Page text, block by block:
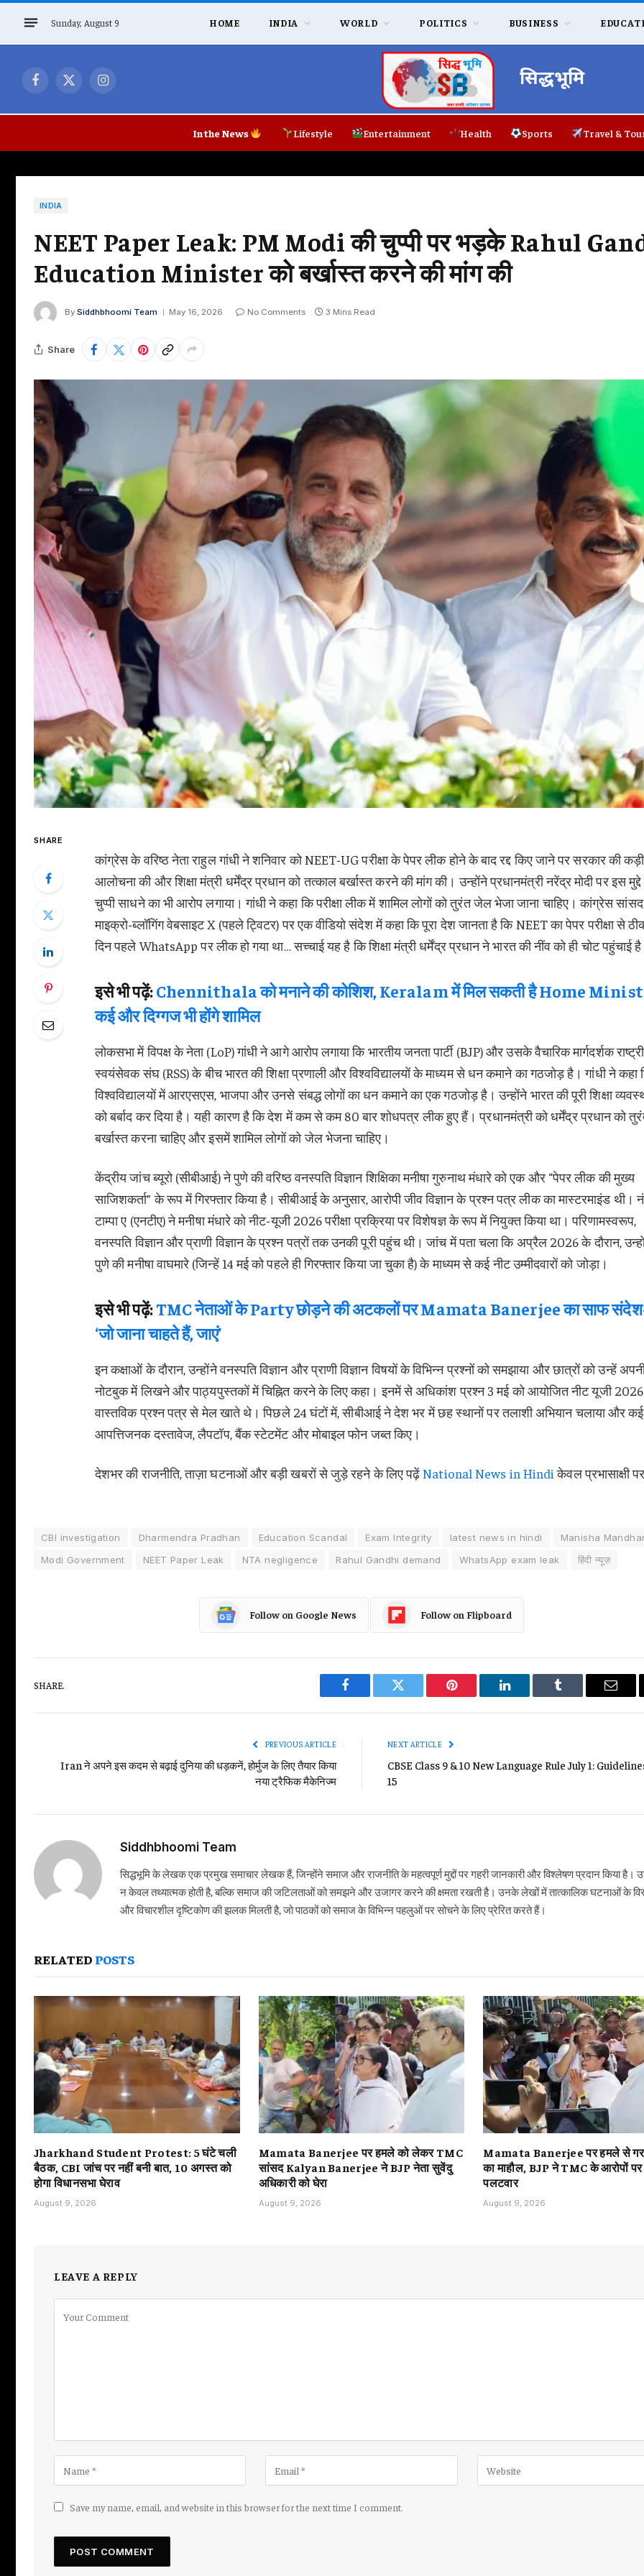
Sunday, August 9 HOME INDIA WORLD POLITICS BUSINESS
Facebook
X
Instagram सिद्धभूमि
In the News Lifestyle Entertainment Health Sports Travel &
INDIA
NEET Paper Leak: PM Modi की चुप्पी पर भड़के Rahul
Education Minister को बर्खास्त करने की मांग की
By Siddhbhoomi Team May 16, 2026 No Comments 3 Mins Read
Share
SHARE
कांग्रेस के वरिष्ठ नेता राहुल गांधी ने शनिवार को NEET-UG परीक्षा के पेपर लीक होने के बाद रद्द किए जाने पर सरकार की कड़ी
आलोचना की और शिक्षा मंत्री धर्मेंद्र प्रधान को तत्काल बर्खास्त करने की मांग की। उन्होंने प्रधानमंत्री नरेंद्र मोदी पर इस
चुप्पी साधने का भी आरोप लगाया। गांधी ने कहा कि परीक्षा लीक में शामिल लोगों को तुरंत जेल भेजा जाना चाहिए। कांग्रेस
माइक्रो-ब्लॉगिंग वेबसाइट X (पहले ट्विटर) पर एक वीडियो संदेश में कहा कि पूरा देश जानता है कि NEET का पेपर परीक्षा से
दिन पहले WhatsApp पर लीक हो गया था… सच्चाई यह है कि शिक्षा मंत्री धर्मेंद्र प्रधान ने भारत की नींव को ही चोट पहुंचाई
इसे भी पढ़ें:Chennithala को मनाने की कोशिश, Keralam में मिल सकती है Home
कई और दिग्गज भी होंगे शामिल
लोकसभा में विपक्ष के नेता (LoP) गांधी ने आगे आरोप लगाया कि भारतीय जनता पार्टी (BJP) और उसके वैचारिक मार्गदर्शक
स्वयंसेवक संघ (RSS) के बीच भारत की शिक्षा प्रणाली और विश्वविद्यालयों के माध्यम से धन कमाने का गठजोड़ है। गांधी ने कहा
विश्वविद्यालयों में आरएसएस, भाजपा और उनसे संबद्ध लोगों का धन कमाने का एक गठजोड़ है। उन्होंने भारत की पूरी शिक्षा
को बर्बाद कर दिया है। यही कारण है कि देश में कम से कम 80 बार शोधपत्र लीक हुए हैं। प्रधानमंत्री को धर्मेंद्र प्रधान को
बर्खास्त करना चाहिए और इसमें शामिल लोगों को जेल भेजना चाहिए।
केंद्रीय जांच ब्यूरो (सीबीआई) ने पुणे की वरिष्ठ वनस्पति विज्ञान शिक्षिका मनीषा गुरुनाथ मंधारे को एक और “पेपर लीक की मुख्य
साजिशकर्ता” के रूप में गिरफ्तार किया है। सीबीआई के अनुसार, आरोपी जीव विज्ञान के प्रश्न पत्र लीक का मास्टरमाइंड थी।
टाम्पा ए (एनटीए) ने मनीषा मंधारे को नीट-यूजी 2026 परीक्षा प्रक्रिया पर विशेषज्ञ के रूप में नियुक्त किया था। परिणामस्वरूप,
वनस्पति विज्ञान और प्राणी विज्ञान के प्रश्न पत्रों तक उनकी पूरी पहुंच थी। जांच में पता चला कि अप्रैल 2026 के दौरान,
पुणे की मनीषा वाघमारे (जिन्हें 14 मई को पहले ही गिरफ्तार किया जा चुका है) के माध्यम से कई नीट उम्मीदवारों को जोड़ा।
इसे भी पढ़ें:TMC नेताओं के Party छोड़ने की अटकलों पर Mamata Banerjee का साफ
‘जो जाना चाहते हैं, जाएं’
इन कक्षाओं के दौरान, उन्होंने वनस्पति विज्ञान और प्राणी विज्ञान विषयों के विभिन्न प्रश्नों को समझाया और छात्रों को उन्हें
नोटबुक में लिखने और पाठ्यपुस्तकों में चिह्नित करने के लिए कहा। इनमें से अधिकांश प्रश्न 3 मई को आयोजित नीट यूजी
वास्तविक प्रश्न पत्र से मेल खाते थे। पिछले 24 घंटों में, सीबीआई ने देश भर में छह स्थानों पर तलाशी अभियान चलाया और कई
आपत्तिजनक दस्तावेज, लैपटॉप, बैंक स्टेटमेंट और मोबाइल फोन जब्त किए।
देशभर की राजनीति, ताज़ा घटनाओं और बड़ी खबरों से जुड़े रहने के लिए पढ़ेंNational News in Hindiकेवल प्रभासाक्षी
CBI investigation Dharmendra Pradhan Education Scandal Exam Integrity latest news in hindi
Manisha
Modi Government
NEET Paper Leak NTA negligence Rahul Gandhi demand WhatsApp exam leak हिंदी न्यूज़
Follow on Google News Follow on Flipboard
SHARE.
Facebook Twitter Pinterest LinkedIn Tumblr Email
PREVIOUS ARTICLE
Iran ने अपने इस कदम से बढ़ाई दुनिया की धड़कनें, होर्मुज के लिए तैयार किया
नया ट्रैफिक मैकेनिज्म
NEXT ARTICLE
CBSE Class 9 & 10 New Language Rule July 1:
15
Siddhbhoomi Team
सिद्धभूमि के लेखक एक प्रमुख समाचार लेखक हैं, जिन्होंने समाज और राजनीति के महत्वपूर्ण मुद्दों पर गहरी जानकारी और विश्लेषण प्रदान किया है।
न केवल तथ्यात्मक होती है, बल्कि समाज की जटिलताओं को समझने और उजागर करने की क्षमता रखती है। उनके लेखों में तात्कालिक घटनाओं के
और विचारशील दृष्टिकोण की झलक मिलती है, जो पाठकों को समाज के विभिन्न पहलुओं पर सोचने के लिए प्रेरित करते हैं।
RELATED POSTS
Jharkhand Student Protest: 5 घंटे चली
बैठक, CBI जांच पर नहीं बनी बात, 10 अगस्त को
होगा विधानसभा घेराव
August 9, 2026
Mamata Banerjee पर हमले को लेकर TMC
सांसद Kalyan Banerjee ने BJP नेता सुवेंदु
अधिकारी को घेरा
August 9, 2026
Mamata Banerjee पर हमले से
का माहौल, BJP ने TMC के आरोपों पर
पलटवार
August 9, 2026
LEAVE A REPLY
Save my name, email, and website in this browser for the next time I comment.